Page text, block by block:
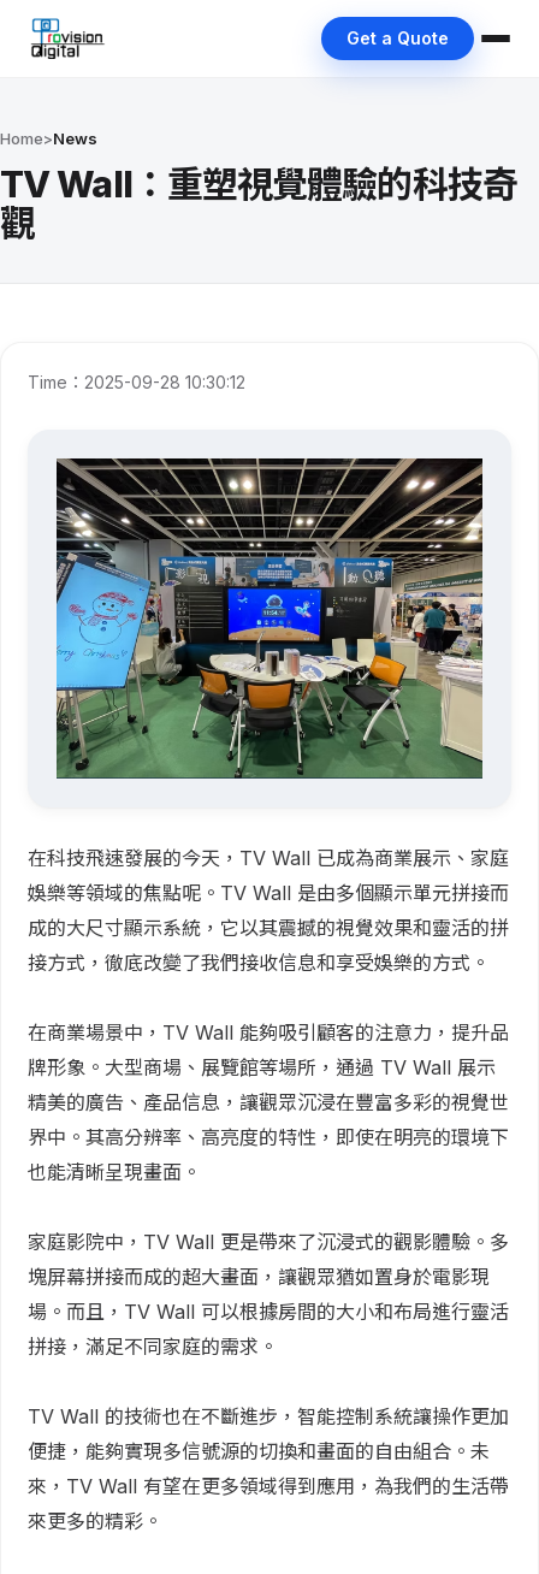
Get a Quote
Home>News
TV Wall：重塑視覺體驗的科技奇
觀
Time：2025-09-28 10:30:12
在科技飛速發展的今天，TV Wall 已成為商業展示、家庭
娛樂等領域的焦點呢。TV Wall 是由多個顯示單元拼接而
成的大尺寸顯示系統，它以其震撼的視覺效果和靈活的拼
接方式，徹底改變了我們接收信息和享受娛樂的方式。
在商業場景中，TV Wall 能夠吸引顧客的注意力，提升品
牌形象。大型商場、展覽館等場所，通過 TV Wall 展示
精美的廣告、產品信息，讓觀眾沉浸在豐富多彩的視覺世
界中。其高分辨率、高亮度的特性，即使在明亮的環境下
也能清晰呈現畫面。
家庭影院中，TV Wall 更是帶來了沉浸式的觀影體驗。多
塊屏幕拼接而成的超大畫面，讓觀眾猶如置身於電影現
場。而且，TV Wall 可以根據房間的大小和布局進行靈活
拼接，滿足不同家庭的需求。
TV Wall 的技術也在不斷進步，智能控制系統讓操作更加
便捷，能夠實現多信號源的切換和畫面的自由組合。未
來，TV Wall 有望在更多領域得到應用，為我們的生活帶
來更多的精彩。